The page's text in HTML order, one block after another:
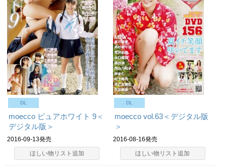
DL
moecco ピュアホワイト 9＜
デジタル版＞
2016-09-13発売
ほしい物リスト追加
DL
moecco vol.63＜デジタル版
＞
2016-08-16発売
ほしい物リスト追加